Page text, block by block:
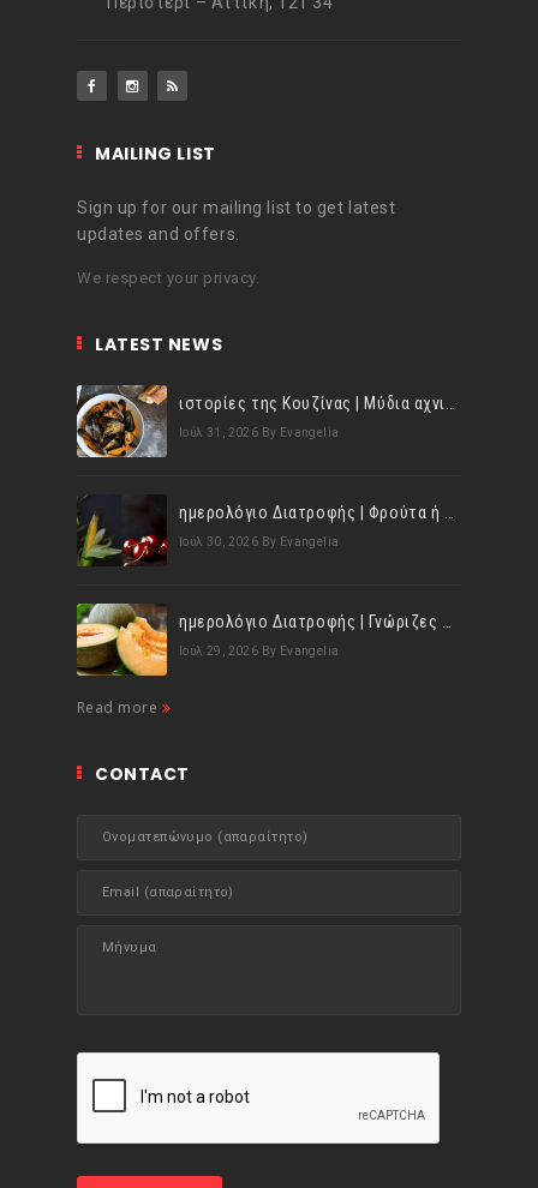
MAILING LIST
Sign up for our mailing list to get latest
updates and offers.
We respect your privacy.
LATEST NEWS
Ιούλ 31, 2026 By Evangelia
Ιούλ 30, 2026 By Evangelia
Ιούλ 29, 2026 By Evangelia
Read more
CONTACT